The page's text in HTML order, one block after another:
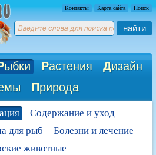
Контакты Карта сайта Поиск
найти
ыбки Растения Дизайн
Природа
Содержание и уход
для рыб
Болезни и лечение
животные